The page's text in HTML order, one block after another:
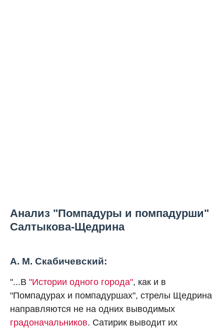
Анализ "Помпадуры и помпадурши"
Салтыкова-Щедрина
А. М. Скабичевский:
"...В "Истории одного города", как и в
"Помпадурах и помпадуршах", стрелы Щедрина
направляются не на одних выводимых
градоначальников. Сатирик выводит их